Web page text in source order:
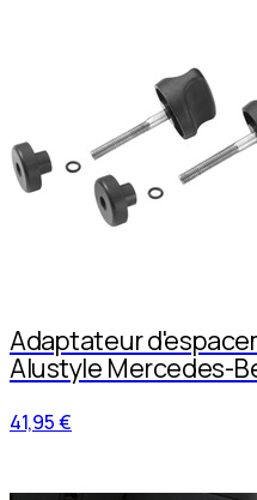
Adaptateur
Alustyle Mercedes-
41,95 €